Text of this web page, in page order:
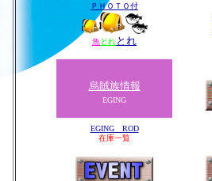
ＰＨＯＴＯ付
魚 とれとれ
烏賊族情報
EGING
EGING ROD
在庫一覧